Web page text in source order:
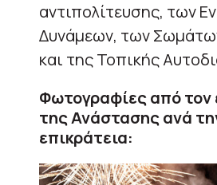
αντιπολίτευσης, των
Δυνάμεων, των
και της Τοπικής
Φωτογραφίες από τον
της Ανάστασης ανά
επικράτεια: